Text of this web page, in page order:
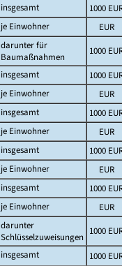
insgesamt 1000
je Einwohner
EUR
darunter für
Baumaßnahmen
1000
insgesamt 1000
je Einwohner
EUR
insgesamt 1000
je Einwohner
EUR
insgesamt 1000
je Einwohner
EUR
insgesamt 1000
je Einwohner
EUR
darunter
Schlüsselzuweisungen
1000
insgesamt 1000